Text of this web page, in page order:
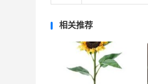
相关推荐